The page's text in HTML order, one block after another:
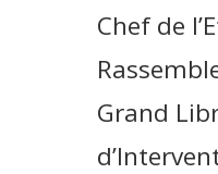
Chef de
Grand